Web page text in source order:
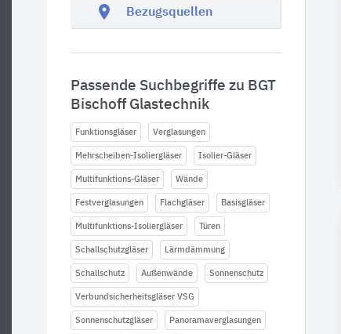
location_on Bezugsquellen
Passende Suchbegriffe zu BGT
Bischoff Glastechnik
Funktionsgläser Verglasungen
Mehrscheiben-Isoliergläser Isolier-Gläser
Multifunktions-Gläser Wände
Festverglasungen Flachgläser Basisgläser
Multifunktions-Isoliergläser Türen
Schallschutzgläser Lärmdämmung
Schallschutz Außenwände Sonnenschutz
Verbundsicherheitsgläser VSG
Sonnenschutzgläser Panoramaverglasungen